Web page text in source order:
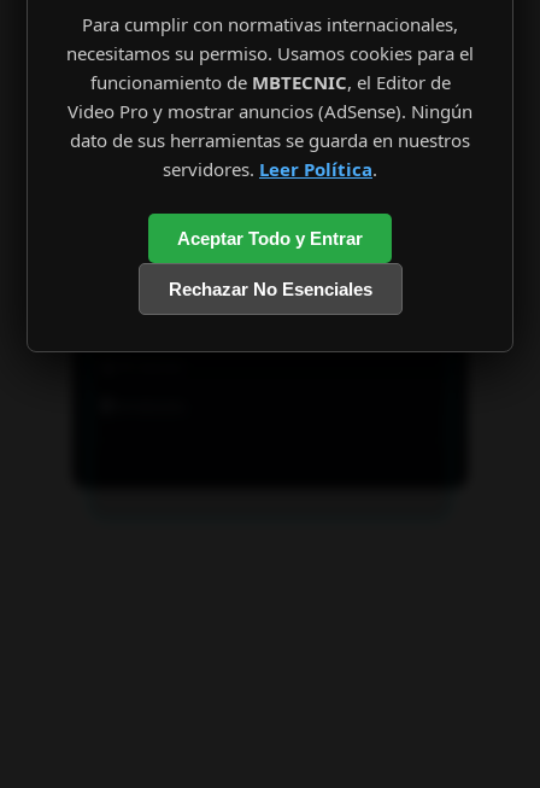
Para cumplir con normativas internacionales,
necesitamos su permiso. Usamos cookies para el
funcionamiento de MBTECNIC, el Editor de
Video Pro y mostrar anuncios (AdSense). Ningún
dato de sus herramientas se guarda en nuestros
servidores. Leer Política.
Aceptar Todo y Entrar
Rechazar No Esenciales